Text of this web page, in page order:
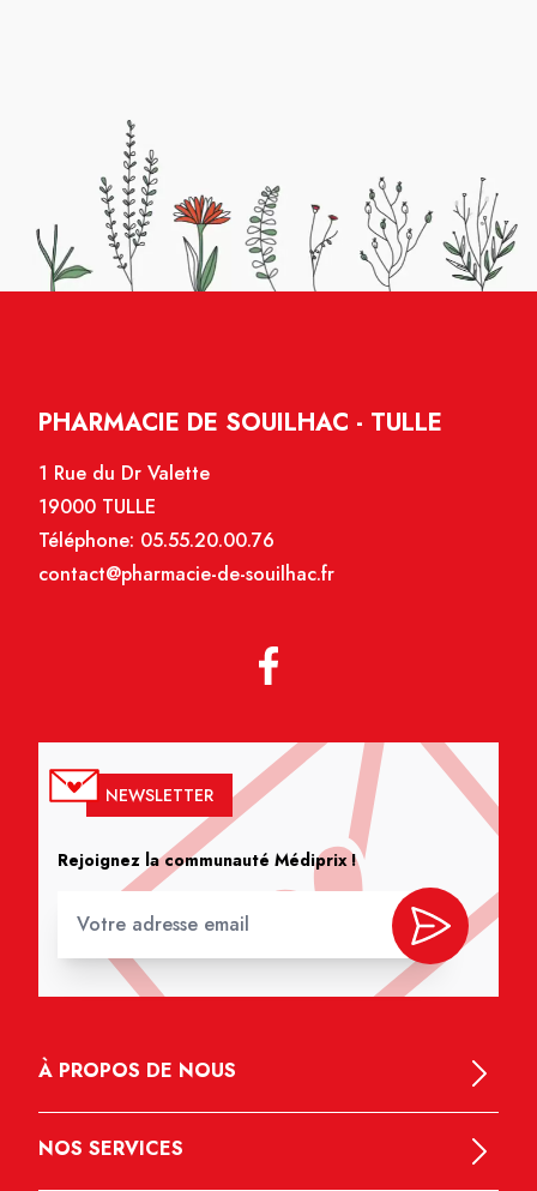
PHARMACIE DE SOUILHAC - TULLE
1 Rue du Dr Valette
19000 TULLE
Téléphone: 05.55.20.00.76
contact@pharmacie-de-souilhac.fr
NEWSLETTER
Rejoignez la communauté Médiprix !
À PROPOS DE NOUS
NOS SERVICES